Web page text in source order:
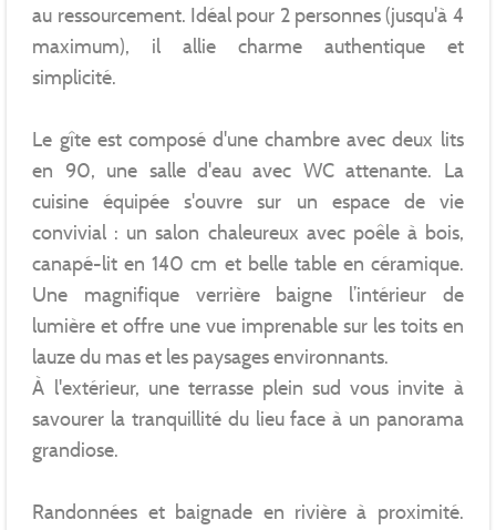
au ressourcement. Idéal pour 2 personnes (jusqu'à 4
maximum), il allie charme authentique et
simplicité.
Le gîte est composé d'une chambre avec deux lits
en 90, une salle d'eau avec WC attenante. La
cuisine équipée s'ouvre sur un espace de vie
convivial : un salon chaleureux avec poêle à bois,
canapé-lit en 140 cm et belle table en céramique.
Une magnifique verrière baigne l’intérieur de
lumière et offre une vue imprenable sur les toits en
lauze du mas et les paysages environnants.
À l'extérieur, une terrasse plein sud vous invite à
savourer la tranquillité du lieu face à un panorama
grandiose.
Randonnées et baignade en rivière à proximité.